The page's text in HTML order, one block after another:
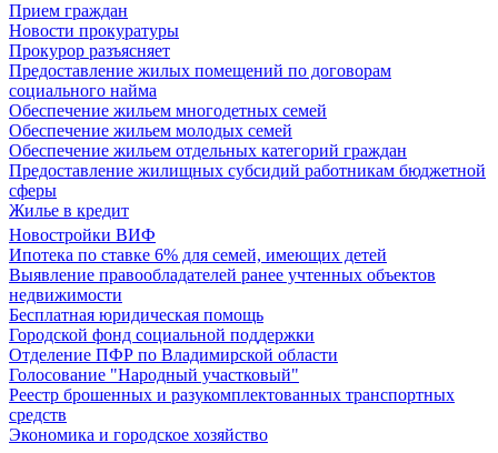
Прием граждан
Новости прокуратуры
Прокурор разъясняет
Предоставление жилых помещений по договорам
социального найма
Обеспечение жильем многодетных семей
Обеспечение жильем молодых семей
Обеспечение жильем отдельных категорий граждан
Предоставление жилищных субсидий работникам бюджетной
сферы
Жилье в кредит
Новостройки ВИФ
Ипотека по ставке 6% для семей, имеющих детей
Выявление правообладателей ранее учтенных объектов
недвижимости
Бесплатная юридическая помощь
Городской фонд социальной поддержки
Отделение ПФР по Владимирской области
Голосование "Народный участковый"
Реестр брошенных и разукомплектованных транспортных
средств
Экономика и городское хозяйство